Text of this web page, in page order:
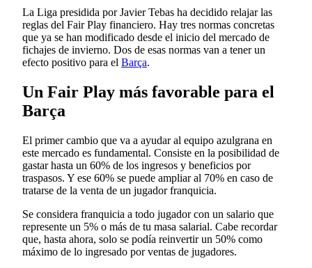
La Liga presidida por Javier Tebas ha decidido relajar las
reglas del Fair Play financiero. Hay tres normas concretas
que ya se han modificado desde el inicio del mercado de
fichajes de invierno. Dos de esas normas van a tener un
efecto positivo para el Barça.
Un Fair Play más favorable para el
Barça
El primer cambio que va a ayudar al equipo azulgrana en
este mercado es fundamental. Consiste en la posibilidad de
gastar hasta un 60% de los ingresos y beneficios por
traspasos. Y ese 60% se puede ampliar al 70% en caso de
tratarse de la venta de un jugador franquicia.
Se considera franquicia a todo jugador con un salario que
represente un 5% o más de tu masa salarial. Cabe recordar
que, hasta ahora, solo se podía reinvertir un 50% como
máximo de lo ingresado por ventas de jugadores.